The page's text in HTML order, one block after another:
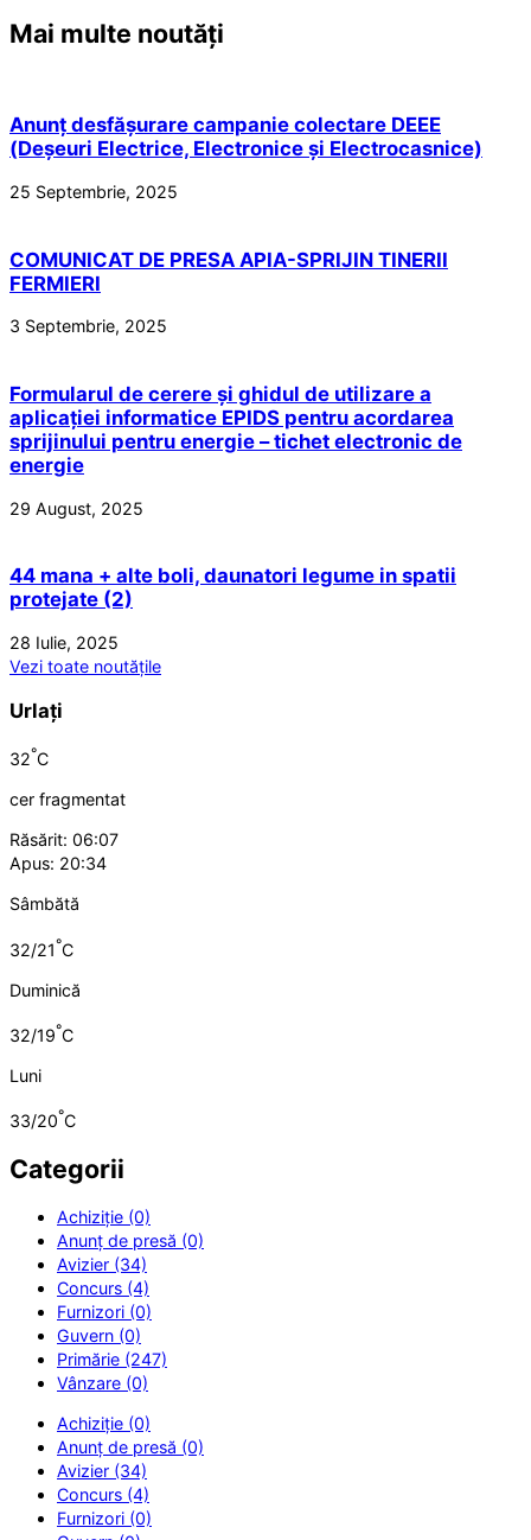
Mai multe noutăți
Anunț desfășurare campanie colectare DEEE
(Deșeuri Electrice, Electronice și Electrocasnice)
25 Septembrie, 2025
COMUNICAT DE PRESA APIA-SPRIJIN TINERII
FERMIERI
3 Septembrie, 2025
Formularul de cerere și ghidul de utilizare a
aplicației informatice EPIDS pentru acordarea
sprijinului pentru energie – tichet electronic de
energie
29 August, 2025
44 mana + alte boli, daunatori legume in spatii
protejate (2)
28 Iulie, 2025
Vezi toate noutățile
Urlați
32°C
cer fragmentat
Răsărit: 06:07
Apus: 20:34
Sâmbătă
32/21°C
Duminică
32/19°C
Luni
33/20°C
Categorii
Achiziție (0)
Anunț de presă (0)
Avizier (34)
Concurs (4)
Furnizori (0)
Guvern (0)
Primărie (247)
Vânzare (0)
Achiziție (0)
Anunț de presă (0)
Avizier (34)
Concurs (4)
Furnizori (0)